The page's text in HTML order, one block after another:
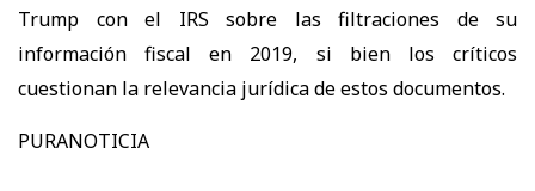
Trump con el IRS sobre las filtraciones de su
información fiscal en 2019, si bien los críticos
cuestionan la relevancia jurídica de estos documentos.
PURANOTICIA